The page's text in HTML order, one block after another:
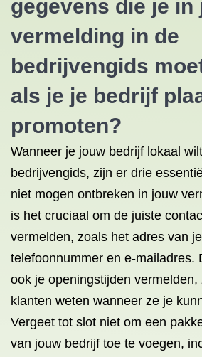
gegevens die je in
vermelding in de
bedrijvengids
als je je bedrijf
promoten?
Wanneer je jouw bedrijf lokaal
bedrijvengids, zijn er drie
niet mogen ontbreken in jouw
is het cruciaal om de juiste
vermelden, zoals het adres van
telefoonnummer en e-mailadres.
ook je openingstijden
klanten weten wanneer ze je
Vergeet tot slot niet om een
van jouw bedrijf toe te voegen,